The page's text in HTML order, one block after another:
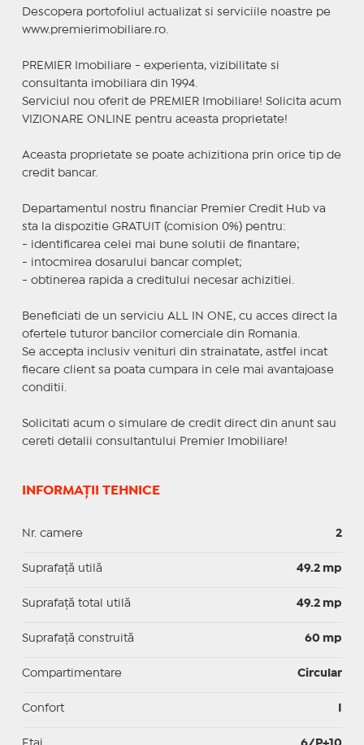
Descopera portofoliul actualizat si serviciile noastre pe
www.premierimobiliare.ro.
PREMIER Imobiliare - experienta, vizibilitate si
consultanta imobiliara din 1994.
Serviciul nou oferit de PREMIER Imobiliare! Solicita acum
VIZIONARE ONLINE pentru aceasta proprietate!
Aceasta proprietate se poate achizitiona prin orice tip de
credit bancar.
Departamentul nostru financiar Premier Credit Hub va
sta la dispozitie GRATUIT (comision 0%) pentru:
- identificarea celei mai bune solutii de finantare;
- intocmirea dosarului bancar complet;
- obtinerea rapida a creditului necesar achizitiei.
Beneficiati de un serviciu ALL IN ONE, cu acces direct la
ofertele tuturor bancilor comerciale din Romania.
Se accepta inclusiv venituri din strainatate, astfel incat
fiecare client sa poata cumpara in cele mai avantajoase
conditii.
Solicitati acum o simulare de credit direct din anunt sau
cereti detalii consultantului Premier Imobiliare!
INFORMAȚII TEHNICE
Nr. camere 2
Suprafaţă utilă 49.2 mp
Suprafaţă total utilă 49.2 mp
Suprafaţă construită 60 mp
Compartimentare Circular
Confort